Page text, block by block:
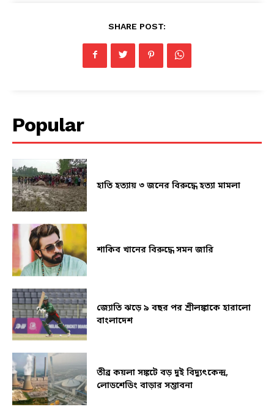
SHARE POST:
Popular
হাতি হত্যায় ৩ জনের বিরুদ্ধে হত্যা মামলা
শাকিব খানের বিরুদ্ধে সমন জারি
জ্যোতি ঝড়ে ৯ বছর পর শ্রীলঙ্কাকে হারালো
বাংলাদেশ
তীব্র কয়লা সঙ্কটে বড় দুই বিদ্যুৎকেন্দ্র,
লোডশেডিং বাড়ার সম্ভাবনা